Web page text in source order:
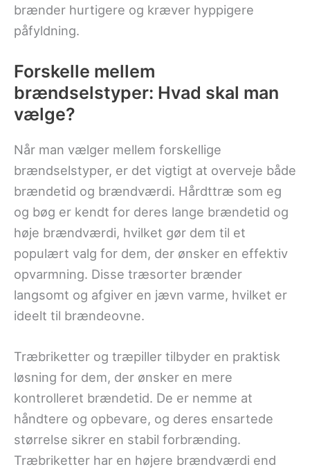
brænder hurtigere og kræver hyppigere
påfyldning.
Forskelle mellem
brændselstyper: Hvad skal man
vælge?
Når man vælger mellem forskellige
brændselstyper, er det vigtigt at overveje både
brændetid og brændværdi. Hårdttræ som eg
og bøg er kendt for deres lange brændetid og
høje brændværdi, hvilket gør dem til et
populært valg for dem, der ønsker en effektiv
opvarmning. Disse træsorter brænder
langsomt og afgiver en jævn varme, hvilket er
ideelt til brændeovne.
Træbriketter og træpiller tilbyder en praktisk
løsning for dem, der ønsker en mere
kontrolleret brændetid. De er nemme at
håndtere og opbevare, og deres ensartede
størrelse sikrer en stabil forbrænding.
Træbriketter har en højere brændværdi end